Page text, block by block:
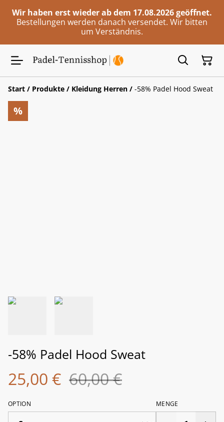
Wir haben erst wieder ab dem 17.08.2026 geöffnet.
Bestellungen werden danach versendet. Wir bitten
um Verständnis.
Start / Produkte / Kleidung Herren / -58% Padel Hood Sweat
%
-58% Padel Hood Sweat
25,00 € 60,00 €
OPTION MENGE